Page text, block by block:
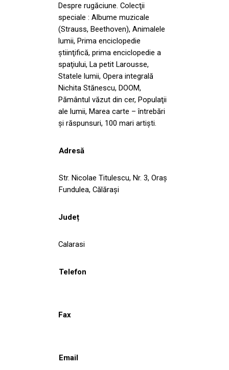
Despre rugăciune. Colecţii
speciale : Albume muzicale
(Strauss, Beethoven), Animalele
lumii, Prima enciclopedie
ştiinţifică, prima enciclopedie a
spaţiului, La petit Larousse,
Statele lumii, Opera integrală
Nichita Stănescu, DOOM,
Pământul văzut din cer, Populaţii
ale lumii, Marea carte – întrebări
şi răspunsuri, 100 mari artişti.
Adresă
Str. Nicolae Titulescu, Nr. 3, Oraş
Fundulea, Călăraşi
Județ
Calarasi
Telefon
Fax
Email